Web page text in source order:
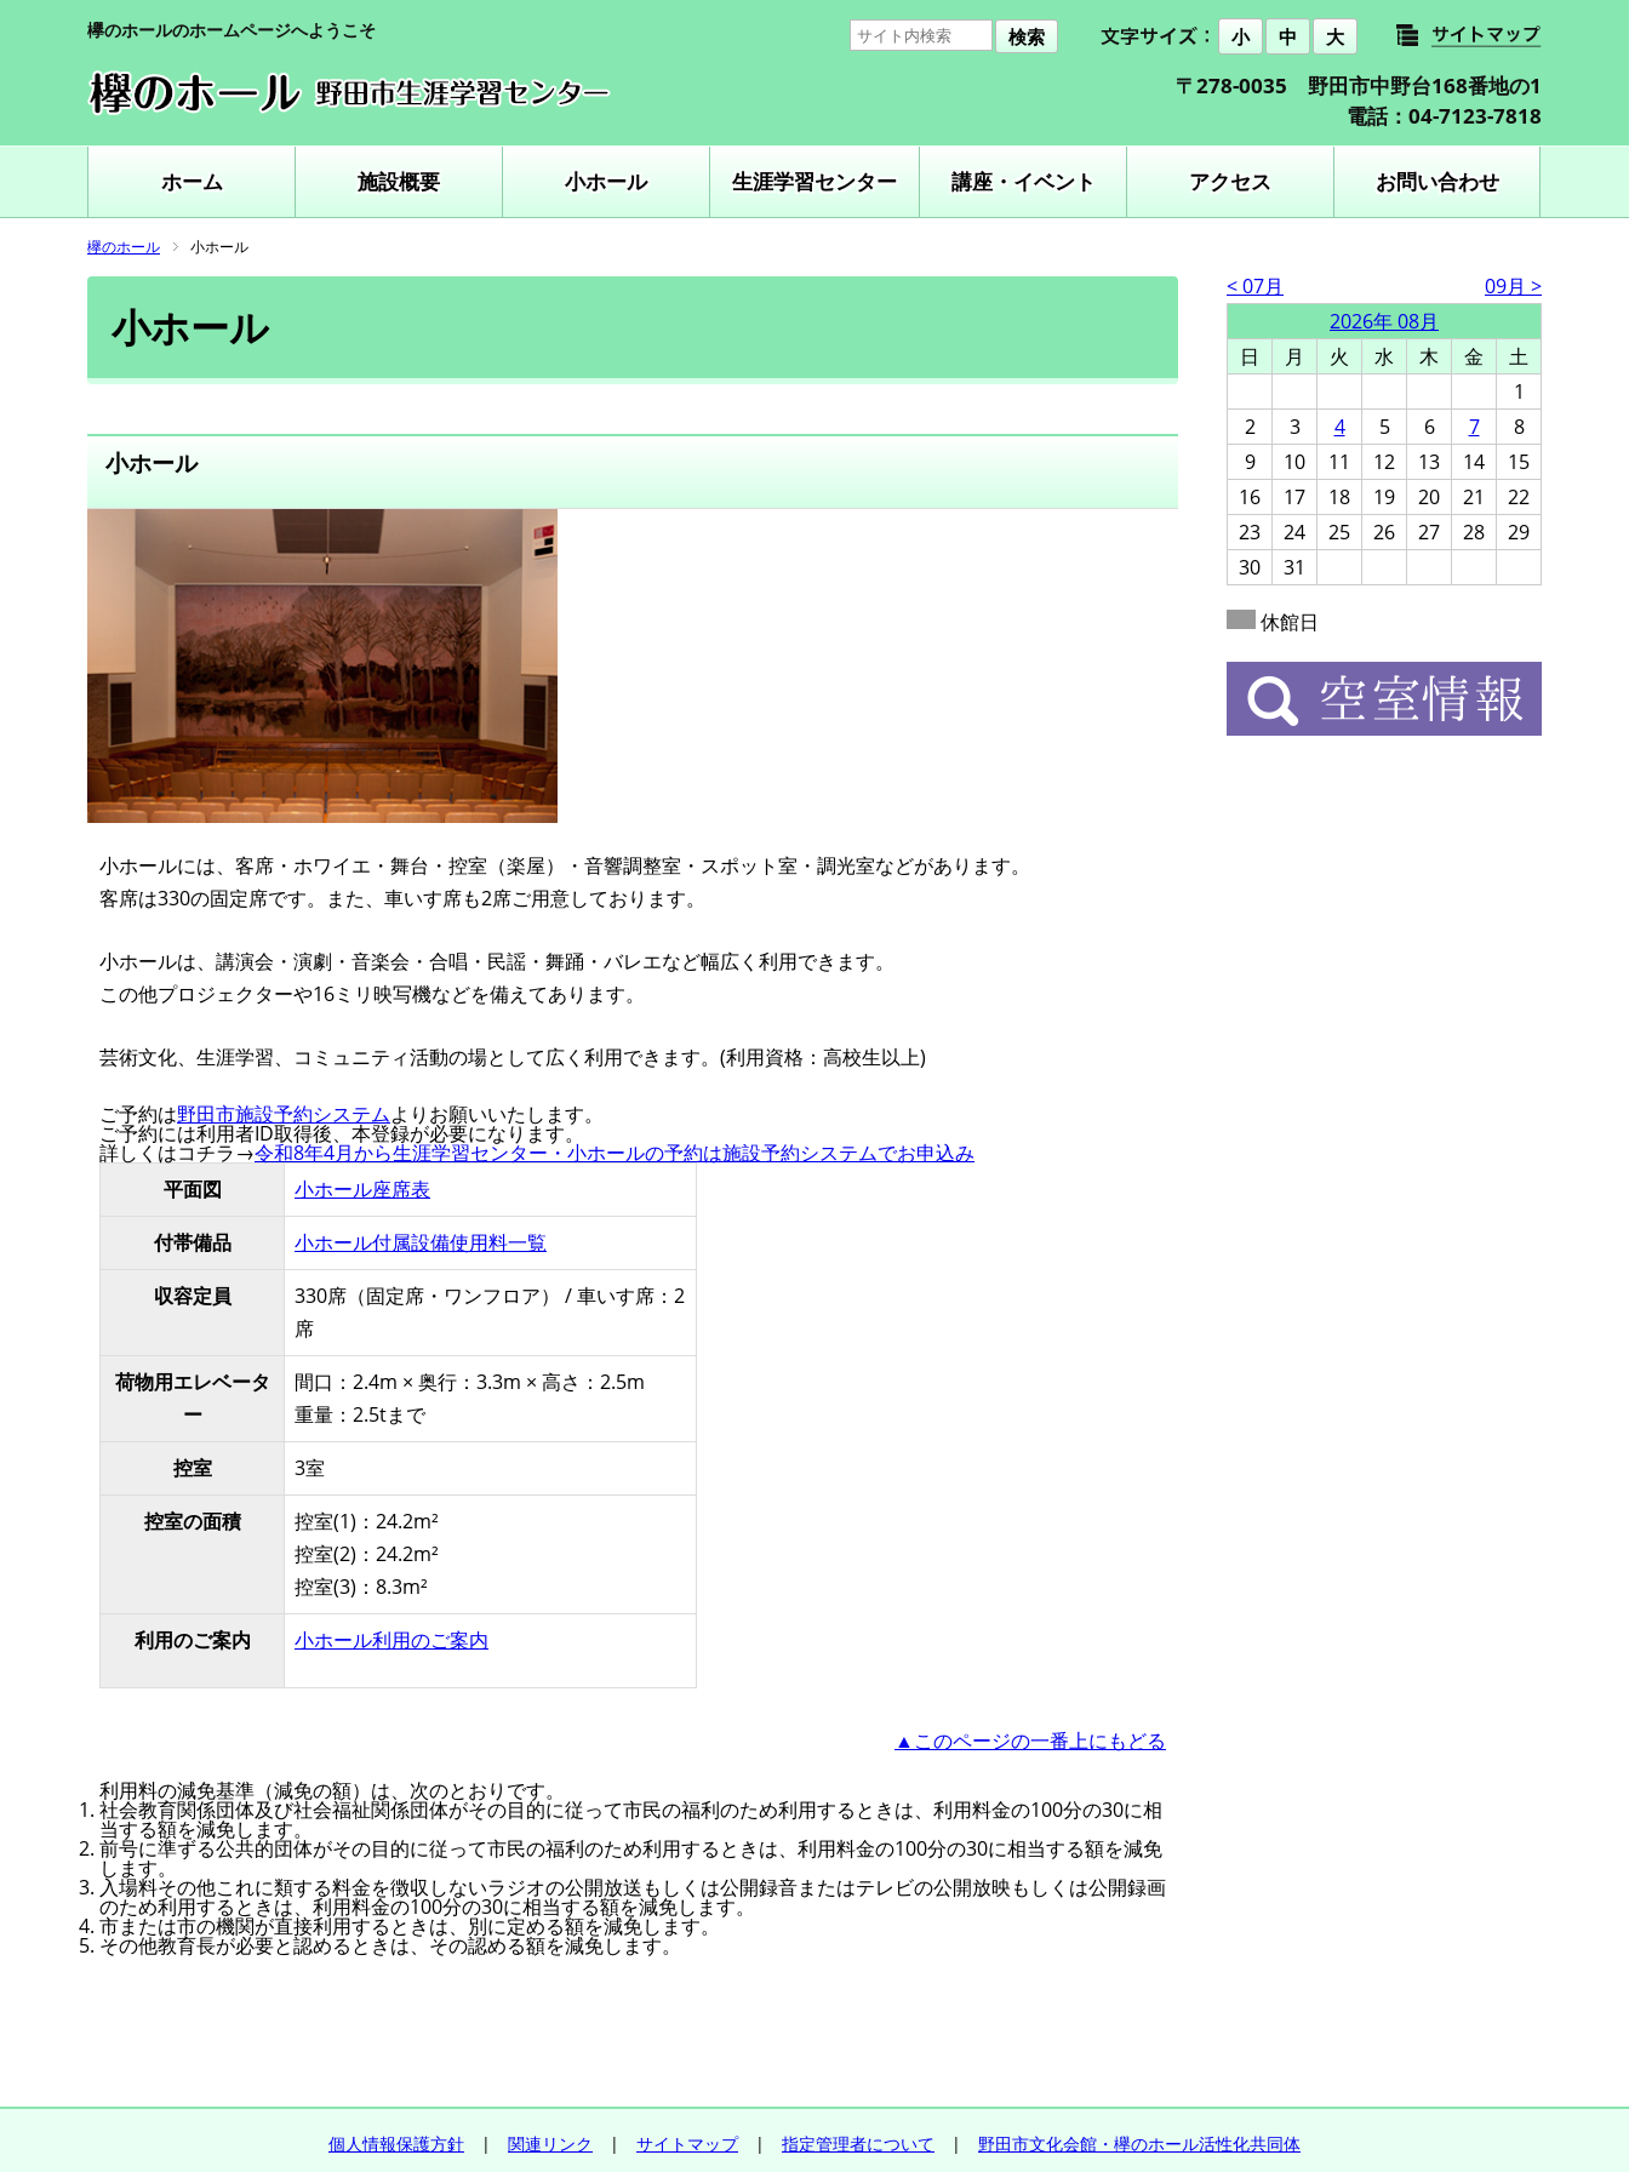
欅のホールのホームページへようこそ 小 中 大
検索
〒278-0035 野田市中野台168番地の1
電話：04-7123-7818
ホーム 施設概要 小ホール 生涯学習センター 講座・イベント アクセス お問い合わせ
欅のホール 小ホール
小ホール
小ホール
小ホールには、客席・ホワイエ・舞台・控室（楽屋）・音響調整室・スポット室・調光室などがあります。
客席は330の固定席です。また、車いす席も2席ご用意しております。
小ホールは、講演会・演劇・音楽会・合唱・民謡・舞踊・バレエなど幅広く利用できます。
この他プロジェクターや16ミリ映写機などを備えてあります。
芸術文化、生涯学習、コミュニティ活動の場として広く利用できます。(利用資格：高校生以上)
ご予約は野田市施設予約システムよりお願いいたします。
ご予約には利用者ID取得後、本登録が必要になります。
詳しくはコチラ→令和8年4月から生涯学習センター・小ホールの予約は施設予約システムでお申込み
平面図
小ホール座席表
付帯備品
小ホール付属設備使用料一覧
収容定員
330席（固定席・ワンフロア） / 車いす席：2
席
荷物用エレベータ
ー
間口：2.4m × 奥行：3.3m × 高さ：2.5m
重量：2.5tまで
控室
3室
控室の面積
控室(1)：24.2m²
控室(2)：24.2m²
控室(3)：8.3m²
利用のご案内
小ホール利用のご案内
▲このページの一番上にもどる
利用料の減免基準（減免の額）は、次のとおりです。
社会教育関係団体及び社会福祉関係団体がその目的に従って市民の福利のため利用するときは、利用料金の100分の30に相
当する額を減免します。
前号に準ずる公共的団体がその目的に従って市民の福利のため利用するときは、利用料金の100分の30に相当する額を減免
します。
入場料その他これに類する料金を徴収しないラジオの公開放送もしくは公開録音またはテレビの公開放映もしくは公開録画
のため利用するときは、利用料金の100分の30に相当する額を減免します。
市または市の機関が直接利用するときは、別に定める額を減免します。
その他教育長が必要と認めるときは、その認める額を減免します。
< 07月
09月 >
2026年 08月
日
月 火 水 木 金
土
1
2
3 4 5 6 7
8
9
10 11 12 13 14
15
16
17 18 19 20 21
22
23
24 25 26 27 28
29
30
31
休館日
個人情報保護方針 | 関連リンク | サイトマップ| 指定管理者について | 野田市文化会館・欅のホール活性化共同体